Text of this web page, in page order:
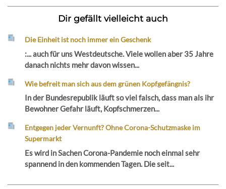
Dir gefällt vielleicht auch
Die Einheit ist noch immer ein Geschenk
:... auch für uns Westdeutsche. Viele wollen aber 35 Jahre
danach nichts mehr davon wissen...
Wie befreit man sich aus dem grünen Kopfgefängnis?
In der Bundesrepublik läuft so viel falsch, dass man als ihr
Bewohner Gefahr läuft, Kopfschmerzen...
Entgegen jeder Vernunft? Ohne Corona-Schutzmaske im
Supermarkt
Es wird in Sachen Corona-Pandemie noch einmal sehr
spannend in den kommenden Tagen. Die seit...